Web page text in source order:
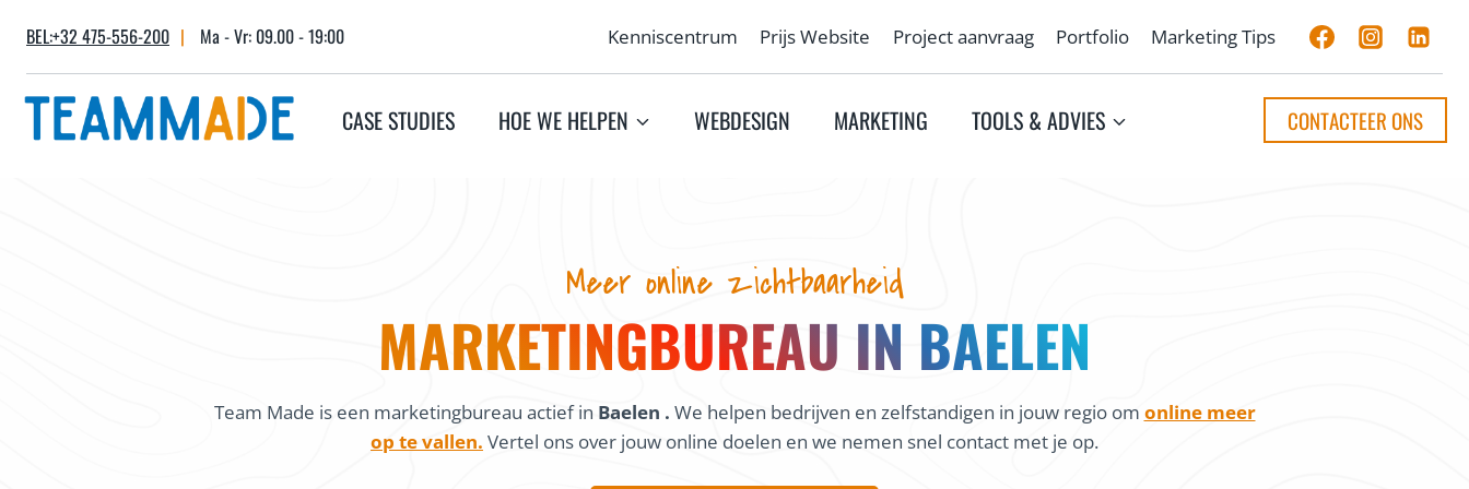
content
BEL:+32 475-556-200 | Ma - Vr: 09.00 - 19:00 Kenniscentrum Prijs Website Project aanvraag Portfolio Marketing Tips
CASE STUDIES HOE WE HELPEN WEBDESIGN MARKETING TOOLS & ADVIES CONTACTEER ONS
Meer online zichtbaarheid
MARKETINGBUREAU IN BAELEN
Team Made is een marketingbureau actief in Baelen . We helpen bedrijven en zelfstandigen in jouw regio om online meer
op te vallen. Vertel ons over jouw online doelen en we nemen snel contact met je op.